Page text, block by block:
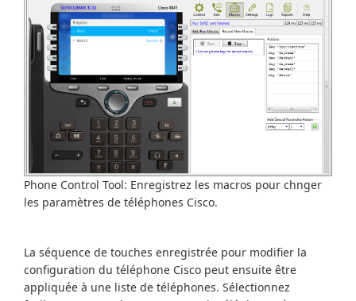
Phone Control Tool: Enregistrez les macros pour chnger
les paramètres de téléphones Cisco.
La séquence de touches enregistrée pour modifier la
configuration du téléphone Cisco peut ensuite être
appliquée à une liste de téléphones. Sélectionnez